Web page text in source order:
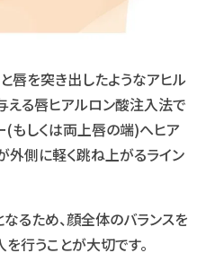
唇を突き出したようなアヒル
える唇ヒアルロン酸注入法で
(もしくは両上唇の端)へヒア
外側に軽く跳ね上がるライン
るため、顔全体のバランスを
行うことが大切です。